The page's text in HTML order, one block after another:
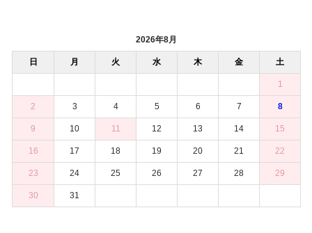
2026年8月
日 月 火 水 木 金 土
1
2 3 4 5 6 7 8
9 10 11 12 13 14 15
16 17 18 19 20 21 22
23 24 25 26 27 28 29
30 31